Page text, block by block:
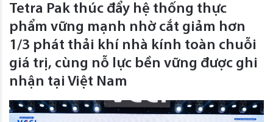
Tetra Pak thúc đẩy hệ thống thực
phẩm vững mạnh nhờ cắt giảm hơn
1/3 phát thải khí nhà kính toàn chuỗi
giá trị, cùng nỗ lực bền vững được ghi
nhận tại Việt Nam